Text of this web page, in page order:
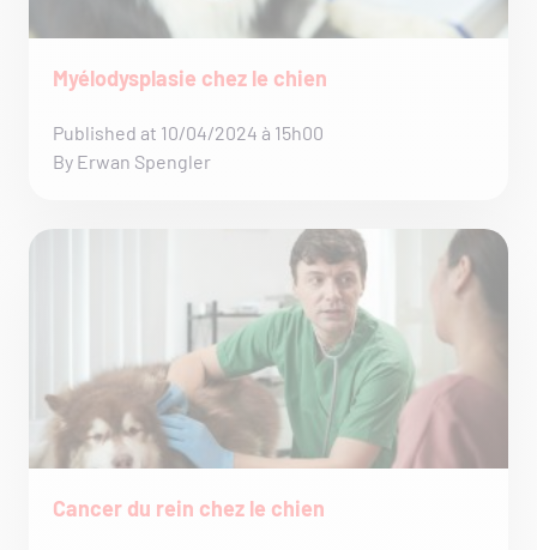
Myélodysplasie chez le chien
Published at 10/04/2024 à 15h00
By Erwan Spengler
Cancer du rein chez le chien